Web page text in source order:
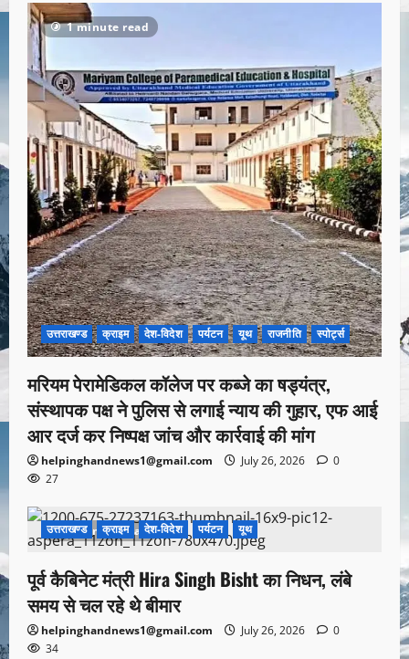
1 minute read
उत्तराखण्ड क्राइम देश-विदेश पर्यटन यूथ राजनीति स्पोर्ट्स
मरियम पेरामेडिकल कॉलेज पर कब्जे का षड्यंत्र,
संस्थापक पक्ष ने पुलिस से लगाई न्याय की गुहार, एफ आई
आर दर्ज कर निष्पक्ष जांच और कार्रवाई की मांग
helpinghandnews1@gmail.com July 26, 2026
0
27
1 minute read
उत्तराखण्ड क्राइम देश-विदेश पर्यटन यूथ
पूर्व कैबिनेट मंत्री Hira Singh Bisht का निधन, लंबे
समय से चल रहे थे बीमार
helpinghandnews1@gmail.com July 26, 2026
0
34